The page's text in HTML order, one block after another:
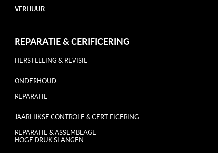
VERHUUR
REPARATIE & CERIFICERING
HERSTELLING & REVISIE
ONDERHOUD
REPARATIE
JAARLIJKSE CONTROLE & CERTIFICERING
REPARATIE & ASSEMBLAGE
HOGE DRUK SLANGEN